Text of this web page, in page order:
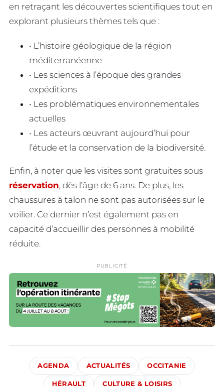
en retraçant les découvertes scientifiques tout en
explorant plusieurs thèmes tels que :
• L’histoire géologique de la région
méditerranéenne
• Les sciences à l’époque des grandes
expéditions
• Les problématiques environnementales
actuelles
• Les acteurs œuvrant aujourd’hui pour
l’étude et la conservation de la biodiversité.
Enfin, à noter que les visites sont gratuites sous
réservation, dès l’âge de 6 ans. De plus, les
chaussures à talon ne sont pas autorisées sur le
voilier. Ce dernier n’est également pas en
capacité d’accueillir des personnes à mobilité
réduite.
PUBLICITÉ
AGENDA ACTUALITÉS OCCITANIE
HÉRAULT CULTURE & LOISIRS